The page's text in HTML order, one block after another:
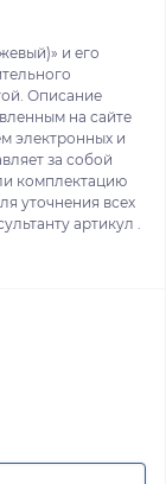
и его
Описание
на сайте
электронных и
за собой
комплектацию
уточнения всех
артикул .